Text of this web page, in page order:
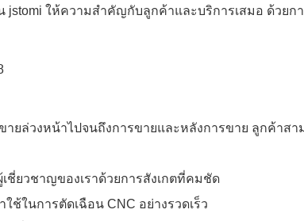
jstomi ให้ความสำคัญกับลูกค้าและบริการเสมอ ด้วย
ยล่วงหน้าไปจนถึงการขายและหลังการขาย ลูกค้าสา
ชี่ยวชาญของเราด้วยการสังเกตที่คมชัด
ในการตัดเฉือน CNC อย่างรวดเร็ว